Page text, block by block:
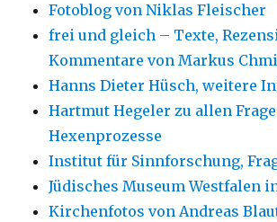
Fotoblog von Niklas Fleischer
frei und gleich – Texte,
Kommentare von Markus
Hanns Dieter Hüsch, weitere
Hartmut Hegeler zu allen
Hexenprozesse
Institut für Sinnforschung,
Jüdisches Museum Westfalen
Kirchenfotos von Andreas